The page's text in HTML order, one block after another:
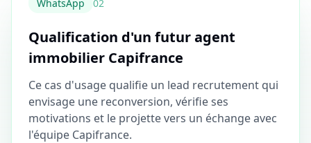
WhatsApp 02
Qualification d'un futur agent
immobilier Capifrance
Ce cas d'usage qualifie un lead recrutement qui
envisage une reconversion, vérifie ses
motivations et le projette vers un échange avec
l'équipe Capifrance.